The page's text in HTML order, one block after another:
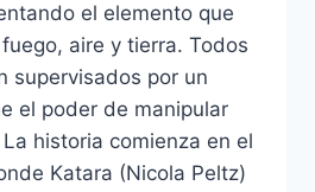
el elemento que
aire y tierra. Todos
supervisados por un
el poder de manipular
historia comienza en el
Katara (Nicola Peltz)